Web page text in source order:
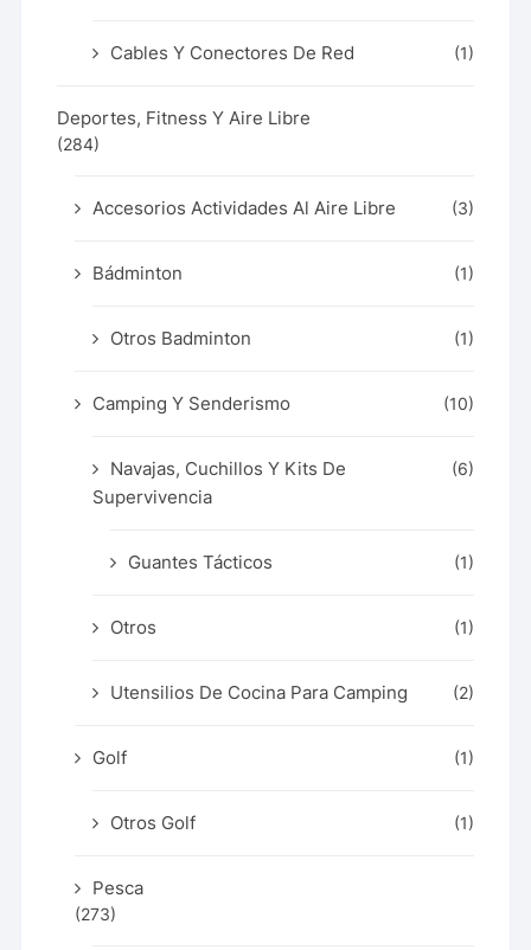
Cables Y Conectores De Red (1)
Deportes, Fitness Y Aire Libre
(284)
Accesorios Actividades Al Aire Libre (3)
Bádminton (1)
Otros Badminton (1)
Camping Y Senderismo (10)
Navajas, Cuchillos Y Kits De
Supervivencia
(6)
Guantes Tácticos (1)
Otros (1)
Utensilios De Cocina Para Camping (2)
Golf (1)
Otros Golf (1)
Pesca
(273)